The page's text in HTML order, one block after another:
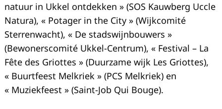
natuur in Ukkel ontdekken » (SOS Kauwberg Uccle
Natura), « Potager in the City » (Wijkcomité
Sterrenwacht), « De stadswijnbouwers »
(Bewonerscomité Ukkel-Centrum), « Festival – La
Fête des Griottes » (Duurzame wijk Les Griottes),
« Buurtfeest Melkriek » (PCS Melkriek) en
« Muziekfeest » (Saint-Job Qui Bouge).